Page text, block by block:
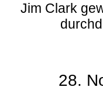
Jim Clark
28.